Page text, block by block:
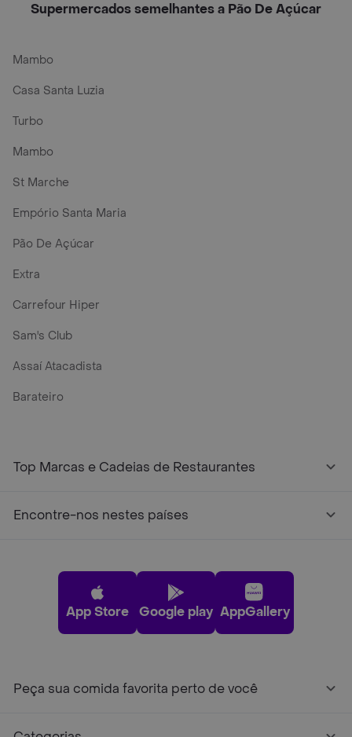
Supermercados semelhantes a Pão De Açúcar
Mambo
Casa Santa Luzia
Turbo
Mambo
St Marche
Empório Santa Maria
Pão De Açúcar
Extra
Carrefour Hiper
Sam's Club
Assaí Atacadista
Barateiro
Top Marcas e Cadeias de Restaurantes
Encontre-nos nestes países
App Store Google play AppGallery
Peça sua comida favorita perto de você